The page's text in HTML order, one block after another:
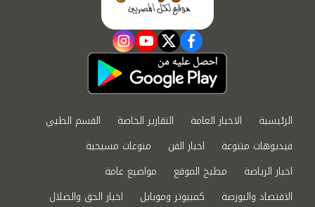
facebook
twitter
youtube
instagram
الرئيسية الاخبار العامة التقارير الخاصة
القسم الطبي
فيديوهات متنوعة
اخبار الفن
منوعات مسيحية
اخبار الرياضة
مطبخ الموقع
مواضيع عامة
الاقتصاد والبورصة
كمبيوتر وموبايل اخبار الحق والضلال